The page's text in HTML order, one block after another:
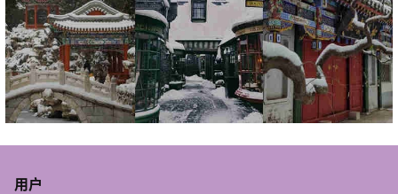
用户